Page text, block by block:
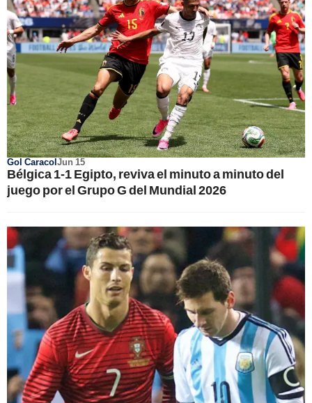
Gol CaracolJun 15
Bélgica 1-1 Egipto, reviva el minuto a minuto del
juego por el Grupo G del Mundial 2026